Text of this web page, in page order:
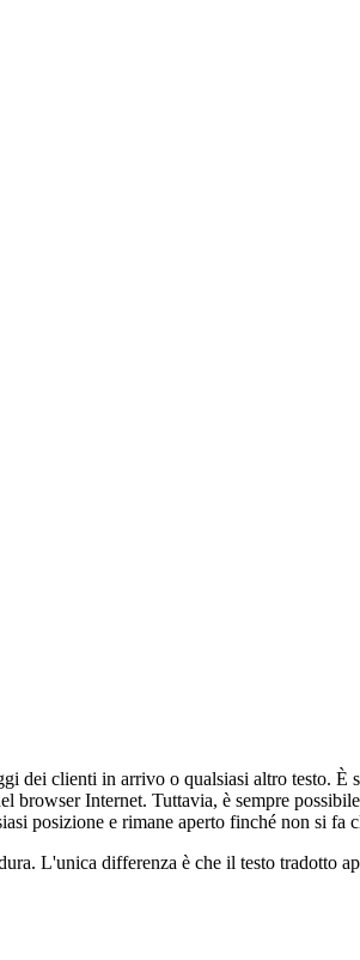
dei clienti in arrivo o qualsiasi altro testo. È
Internet. Tuttavia, è sempre
posizione e rimane aperto finché non si fa
L'unica differenza è che il testo tradotto